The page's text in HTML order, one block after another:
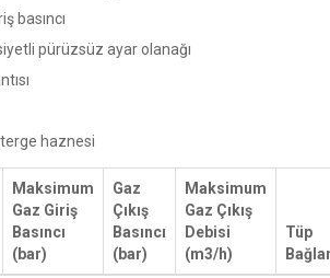
basıncı
pürüzsüz ayar olanağı
haznesi
Maksimum
Gaz Giriş
Basıncı
(bar)
Gaz
Çıkış
Basıncı
(bar)
Maksimum
Gaz Çıkış
Debisi
(m3/h)
Tüp